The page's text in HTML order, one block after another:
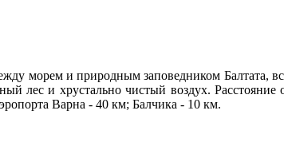
морем и природным заповедником Балтата,
лес и хрустально чистый воздух. Расстояние
Варна - 40 км; Балчика - 10 км.